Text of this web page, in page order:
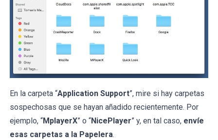
En la carpeta “Application Support”, mire si hay carpetas
sospechosas que se hayan añadido recientemente. Por
ejemplo, “MplayerX” o “NicePlayer” y, en tal caso, envíe
esas carpetas a la Papelera.